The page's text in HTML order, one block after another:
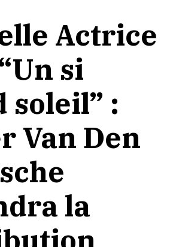
Actrice
si
soleil” :
Van Den
la